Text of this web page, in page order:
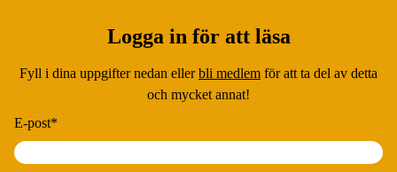
Logga in för att läsa
Fyll i dina uppgifter nedan ellerbli medlem för att ta del av detta
och mycket annat!
E-post*